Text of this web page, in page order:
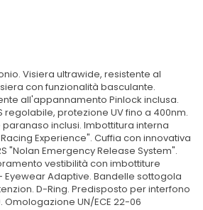
Visiera ultrawide, resistente al
con funzionalità basculante.
all'appannamento Pinlock inclusa.
regolabile, protezione UV fino a 400nm.
inclusi. Imbottitura interna
Experience". Cuffia con innovativa
"Nolan Emergency Release System".
vestibilità con imbottiture
Eyewear Adaptive. Bandelle sottogola
D-Ring. Predisposto per interfono
UN/ECE 22-06